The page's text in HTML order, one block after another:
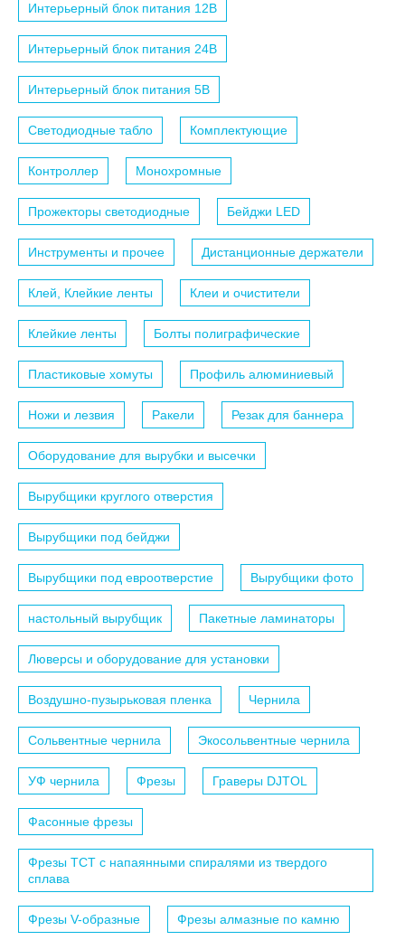
Интерьерный блок питания 12B
Интерьерный блок питания 24B
Интерьерный блок питания 5B
Светодиодные табло Комплектующие
Контроллер Монохромные
Прожекторы светодиодные Бейджи LED
Инструменты и прочее Дистанционные держатели
Клей, Клейкие ленты Клеи и очистители
Клейкие ленты Болты полиграфические
Пластиковые хомуты Профиль алюминиевый
Ножи и лезвия Ракели Резак для баннера
Оборудование для вырубки и высечки
Вырубщики круглого отверстия
Вырубщики под бейджи
Вырубщики под евроотверстие Вырубщики фото
настольный вырубщик Пакетные ламинаторы
Люверсы и оборудование для установки
Воздушно-пузырьковая пленка Чернила
Сольвентные чернила Экосольвентные чернила
УФ чернила Фрезы Граверы DJTOL
Фасонные фрезы
Фрезы TCT с напаянными спиралями из твердого
сплава
Фрезы V-образные Фрезы алмазные по камню